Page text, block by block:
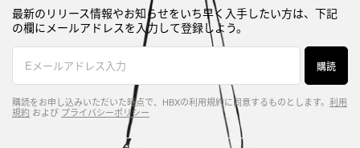
最新のリリース情報やお知らせをいち早く入手したい方は、下記
の欄にメールアドレスを入力して登録しよう。
購読
購読をお申し込みいただいた時点で、HBXの利用規約に同意するものとします。 利用
規約 および プライバシーポリシー